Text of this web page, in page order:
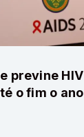
previne HIV
o fim o ano